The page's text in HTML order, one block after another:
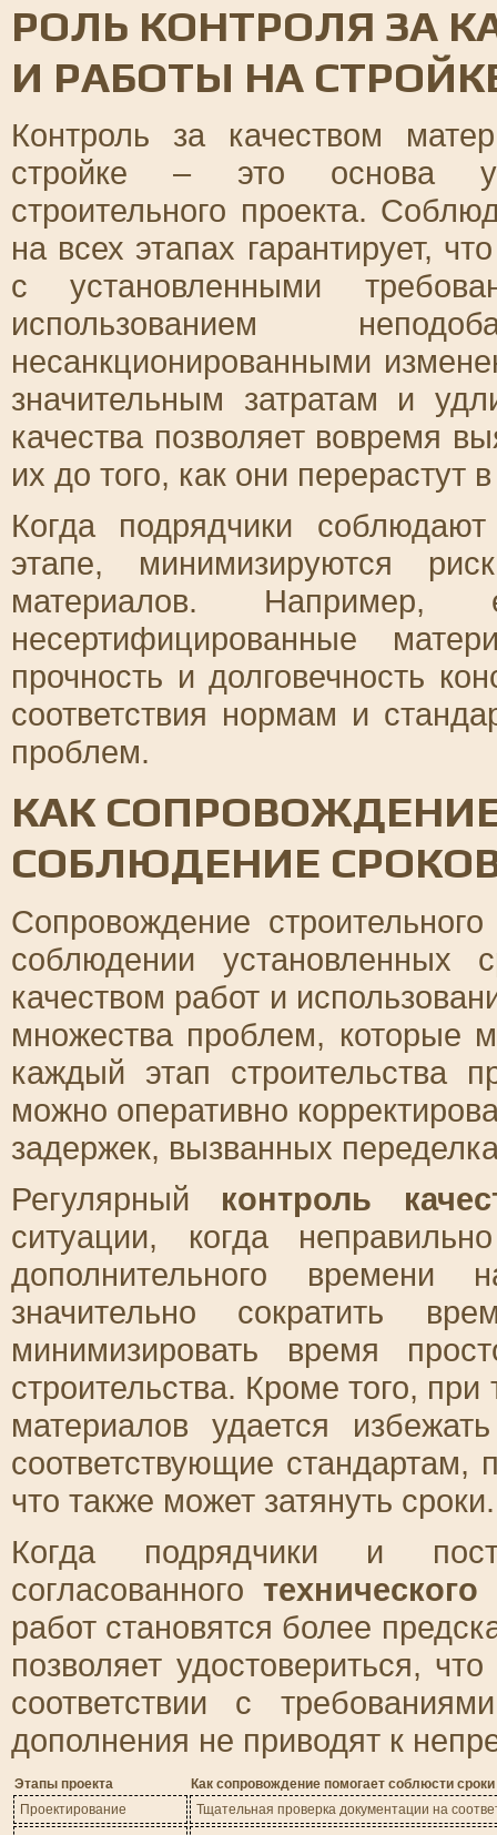
РОЛЬ КОНТРОЛЯ ЗА
И РАБОТЫ НА
Контроль за качеством
стройке – это основа
строительного проекта.
на всех этапах гарантирует,
с установленными
использованием
несанкционированными
значительным затратам и
качества позволяет вовремя
их до того, как они перерастут
Когда подрядчики
этапе, минимизируются
материалов. Например,
несертифицированные
прочность и долговечность
соответствия нормам и
проблем.
КАК
СОБЛЮДЕНИЕ
Сопровождение
соблюдении установленных
качеством работ и
множества проблем, которые
каждый этап строительства
можно оперативно
задержек, вызванных
Регулярный контроль
ситуации, когда
дополнительного времени
значительно сократить
минимизировать время
строительства. Кроме того,
материалов удается
соответствующие стандартам,
что также может затянуть сроки.
Когда подрядчики и
согласованного
работ становятся более
позволяет удостовериться,
соответствии с
дополнения не приводят к
Этапы проекта
Как сопровождение помогает соблюсти сроки
Проектирование
Тщательная проверка документации на